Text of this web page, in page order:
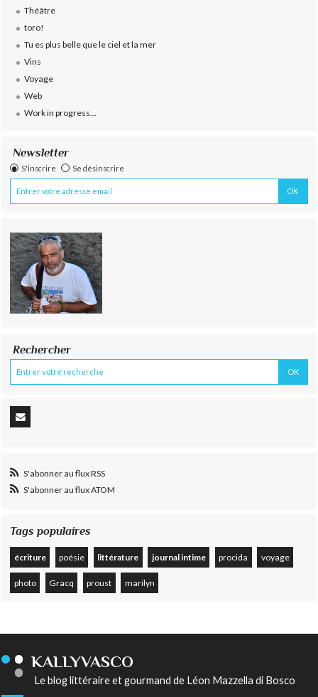
Théâtre
toro!
Tu es plus belle que le ciel et la mer
Vins
Voyage
Web
Work in progress...
Newsletter
S'inscrire Se désinscrire
Rechercher
S'abonner au flux RSS
S'abonner au flux ATOM
Tags populaires
écriture poésie littérature journal intime procida voyage
photo Gracq proust marilyn
KALLYVASCO
Le blog littéraire et gourmand de Léon Mazzella di Bosco